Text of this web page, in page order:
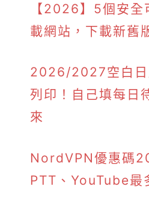
【2026】5個安全
載網站，下載新舊
2026/2027空白日
列印！自己填每日
來
NordVPN優惠碼
PTT、YouTube最